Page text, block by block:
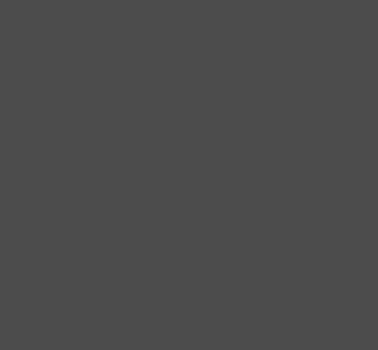
а не на постійне утримання в руці. Для
освітлення, просте перемикання режимів і
пік максимальної потужності.